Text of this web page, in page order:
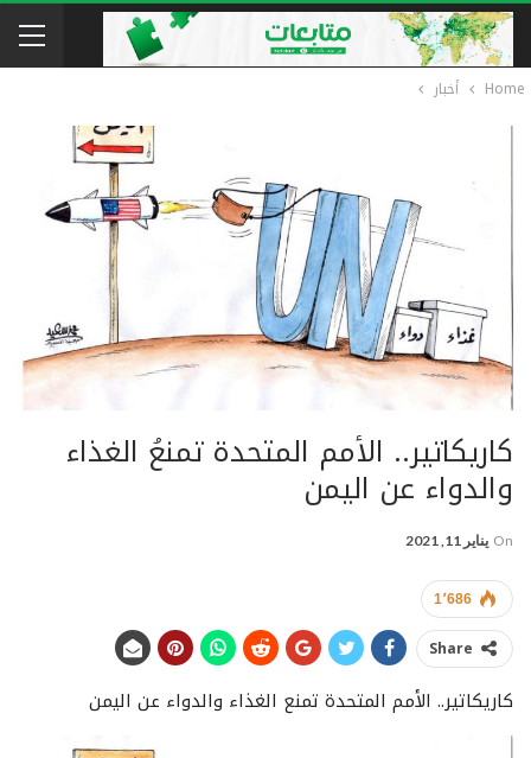
Home أخبار
كاريكاتير.. الأمم المتحدة تمنعُ الغذاء
والدواء عن اليمن
On يناير 11, 2021
1٬686
Share
كاريكاتير.. الأمم المتحدة تمنع الغذاء والدواء عن اليمن